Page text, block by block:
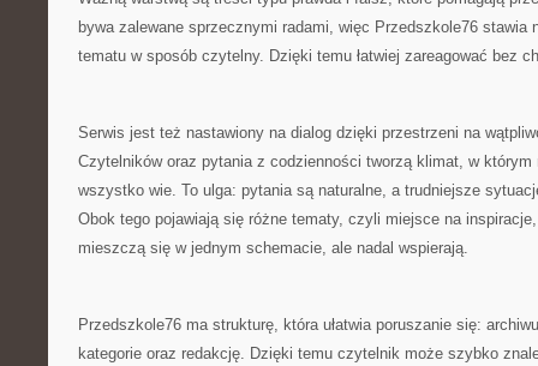
bywa zalewane sprzecznymi radami, więc Przedszkole76 stawia
tematu w sposób czytelny. Dzięki temu łatwiej zareagować bez
Serwis jest też nastawiony na dialog dzięki przestrzeni na
Czytelników oraz pytania z codzienności tworzą klimat, w
wszystko wie. To ulga: pytania są naturalne, a trudniejsze
Obok tego pojawiają się różne tematy, czyli miejsce na
mieszczą się w jednym schemacie, ale nadal wspierają.
Przedszkole76 ma strukturę, która ułatwia poruszanie się:
kategorie oraz redakcję. Dzięki temu czytelnik może szybko